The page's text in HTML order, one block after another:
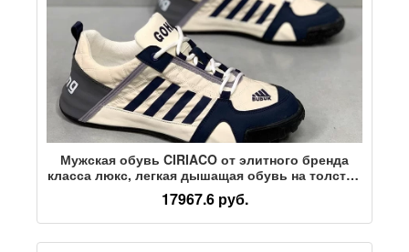
Мужская обувь CIRIACO от элитного бренда
класса люкс, легкая дышащая обувь на толстой
подошве, модный бренд, модная спортивная
обувь, аутентичный бренд
17967.6 руб.